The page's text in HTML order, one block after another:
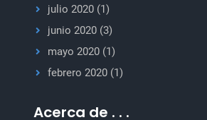
julio 2020(1)
junio 2020(3)
mayo 2020(1)
febrero 2020(1)
Acerca de . . .